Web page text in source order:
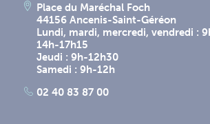
Place du Maréchal Foch
44156 Ancenis-Saint-Géréon
Lundi, mardi, mercredi, vendredi :
14h-17h15
Jeudi : 9h-12h30
Samedi : 9h-12h
02 40 83 87 00